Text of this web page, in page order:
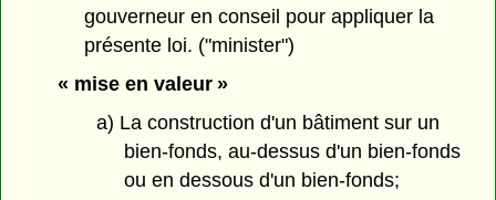
gouverneur en conseil pour appliquer la
présente loi. ("minister")
« mise en valeur »
a) La construction d'un bâtiment sur un
bien-fonds, au-dessus d'un bien-fonds
ou en dessous d'un bien-fonds;